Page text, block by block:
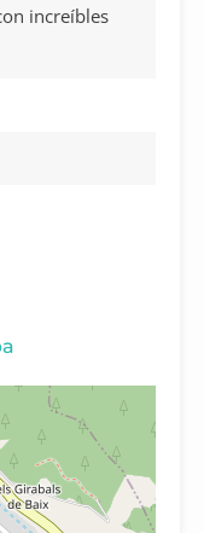
increíbles